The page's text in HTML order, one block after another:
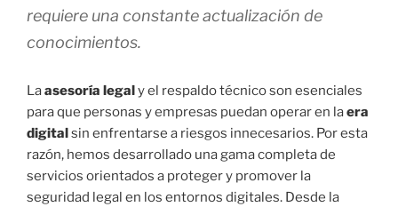
requiere una constante actualización de
conocimientos.
Laasesoría legal y el respaldo técnico son esenciales
para que personas y empresas puedan operar en laera
digital sin enfrentarse a riesgos innecesarios. Por esta
razón, hemos desarrollado una gama completa de
servicios orientados a proteger y promover la
seguridad legal en los entornos digitales. Desde la